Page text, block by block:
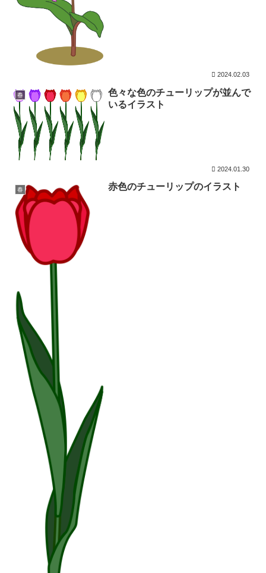
2024.02.03
春
色々な色のチューリップが並んで
いるイラスト
2024.01.30
春 赤色のチューリップのイラスト